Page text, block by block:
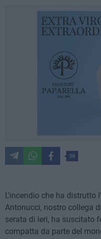
36
L'incendio che ha distrutto
Antonucci, nostro collega
serata di ieri, ha suscitato
compatta da parte del